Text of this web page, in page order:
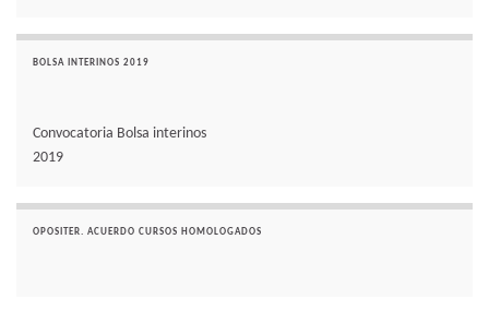
BOLSA INTERINOS 2019
Convocatoria Bolsa interinos
2019
OPOSITER. ACUERDO CURSOS HOMOLOGADOS